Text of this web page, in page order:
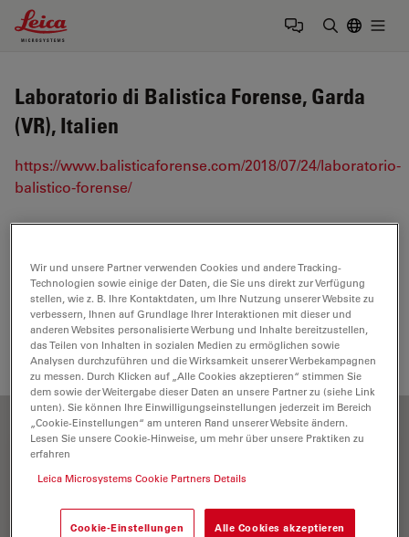
Leica Microsystems Logo
Laboratorio di Balistica Forense, Garda
(VR), Italien
https://www.balisticaforense.com/2018/07/24/laboratorio-
balistico-forense/
Microscope Imaging Software Industrial Microscopy
Forensic Science
Wir und unsere Partner verwenden Cookies und andere Tracking-
Technologien sowie einige der Daten, die Sie uns direkt zur Verfügung
stellen, wie z. B. Ihre Kontaktdaten, um Ihre Nutzung unserer Website zu
verbessern, Ihnen auf Grundlage Ihrer Interaktionen mit dieser und
anderen Websites personalisierte Werbung und Inhalte bereitzustellen,
das Teilen von Inhalten in sozialen Medien zu ermöglichen sowie
Analysen durchzuführen und die Wirksamkeit unserer Werbekampagnen
zu messen. Durch Klicken auf „Alle Cookies akzeptieren“ stimmen Sie
dem sowie der Weitergabe dieser Daten an unsere Partner zu (siehe Link
unten). Sie können Ihre Einwilligungseinstellungen jederzeit im Bereich
„Cookie-Einstellungen“ am unteren Rand unserer Website ändern.
Lesen Sie unsere Cookie-Hinweise, um mehr über unsere Praktiken zu
erfahren
Leica Microsystems Cookie Partners Details
Cookie-Einstellungen Alle Cookies akzeptieren